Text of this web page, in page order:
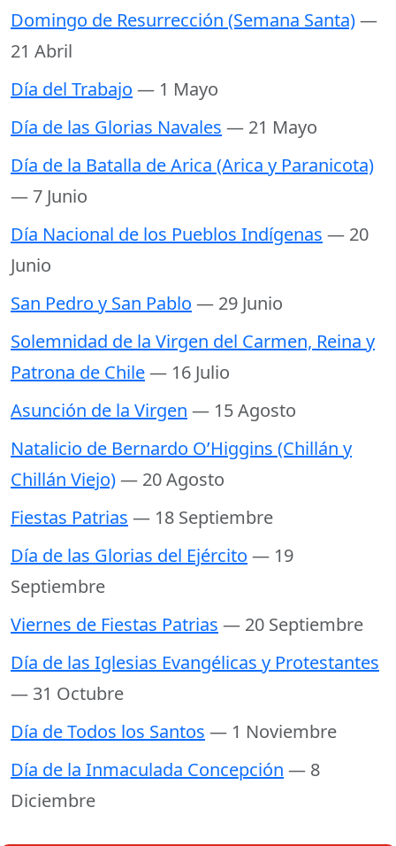
Domingo de Resurrección (Semana Santa)—
21 Abril
Día del Trabajo — 1 Mayo
Día de las Glorias Navales — 21 Mayo
Día de la Batalla de Arica (Arica y Paranicota)
— 7 Junio
Día Nacional de los Pueblos Indígenas — 20
Junio
San Pedro y San Pablo — 29 Junio
Solemnidad de la Virgen del Carmen, Reina y
Patrona de Chile— 16 Julio
Asunción de la Virgen — 15 Agosto
Natalicio de Bernardo O’Higgins (Chillán y
Chillán Viejo)— 20 Agosto
Fiestas Patrias — 18 Septiembre
Día de las Glorias del Ejército — 19
Septiembre
Viernes de Fiestas Patrias — 20 Septiembre
Día de las Iglesias Evangélicas y Protestantes
— 31 Octubre
Día de Todos los Santos — 1 Noviembre
Día de la Inmaculada Concepción — 8
Diciembre